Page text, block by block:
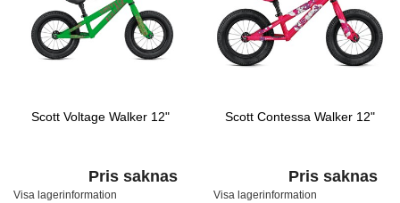
Scott Voltage Walker 12"
Pris saknas
Visa lagerinformation
Scott Contessa Walker 12"
Pris saknas
Visa lagerinformation